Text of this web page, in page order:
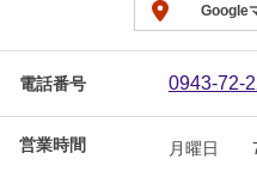
Google
電話番号 0943-72-
営業時間 月曜日